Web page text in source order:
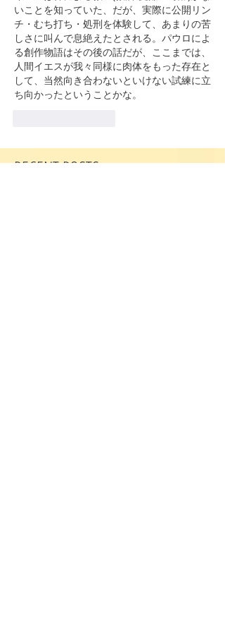
いことを知っていた、だが、実際に公開リン
チ・むち打ち・処刑を体験して、あまりの苦
しさに叫んで息絶えたとされる。パウロによ
る創作物語はその後の話だが、ここまでは、
人間イエスが我々同様に肉体をもった存在と
して、当然向き合わないといけない試練に立
ち向かったということかな。
RECENT POSTS: